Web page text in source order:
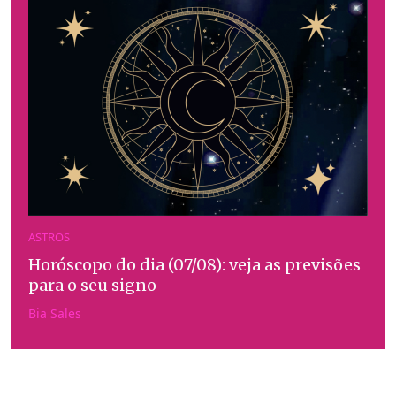
ASTROS
Horóscopo do dia (07/08): veja as previsões
para o seu signo
Bia Sales